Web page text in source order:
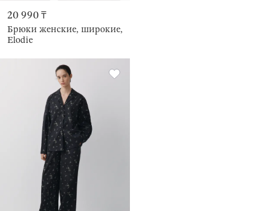
20 990 ₸
Брюки женские, широкие,
Elodie